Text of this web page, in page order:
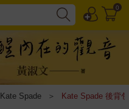
0
Kate Spade ＞ Kate Spade 後背包